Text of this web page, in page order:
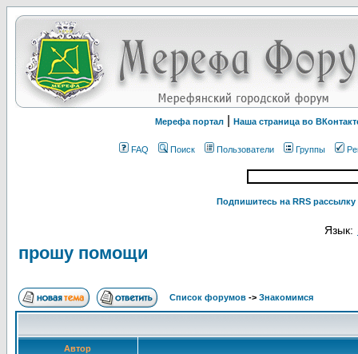
Мерефа портал Наша страница во
FAQ Поиск Пользователи Группы
Подпишитесь на RRS
Язык:
прошу помощи
Список форумов -> Знакомимся
Автор